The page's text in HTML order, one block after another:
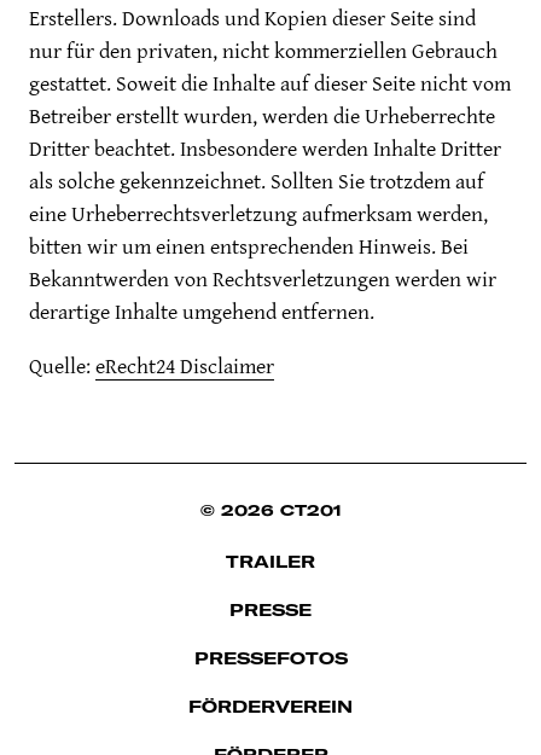
Erstellers. Downloads und Kopien dieser Seite sind
nur für den privaten, nicht kommerziellen Gebrauch
gestattet. Soweit die Inhalte auf dieser Seite nicht vom
Betreiber erstellt wurden, werden die Urheberrechte
Dritter beachtet. Insbesondere werden Inhalte Dritter
als solche gekennzeichnet. Sollten Sie trotzdem auf
eine Urheberrechtsverletzung aufmerksam werden,
bitten wir um einen entsprechenden Hinweis. Bei
Bekanntwerden von Rechtsverletzungen werden wir
derartige Inhalte umgehend entfernen.
Quelle:eRecht24 Disclaimer
© 2026 CT201
TRAILER
PRESSE
PRESSEFOTOS
FÖRDERVEREIN